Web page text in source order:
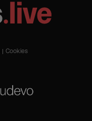
Cookies